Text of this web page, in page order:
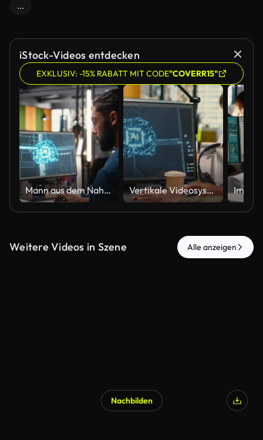
...
iStock-Videos entdecken
EXKLUSIV: -15% RABATT MIT CODE"COVERR15"
Mann aus dem Nahen Osten nutzt neuronale KI-Netze für die Stadtsanierung Vertikale Videosystemadministratoren brainstormen im Büro mit KI-spezialisierter Hardware
Weitere Videos in Szene Alle anzeigen
Nachbilden